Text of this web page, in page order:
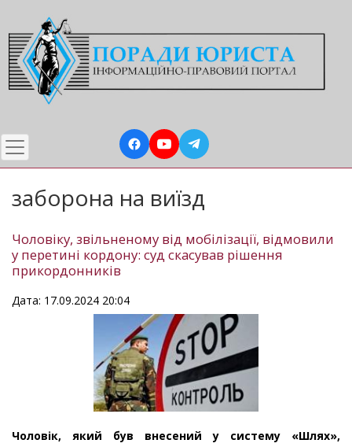
до
основного
вмісту
заборона на виїзд
Чоловіку, звільненому від мобілізації, відмовили
у перетині кордону: суд скасував рішення
прикордонників
Дата: 17.09.2024 20:04
Чоловік, який був внесений у систему «Шлях»,